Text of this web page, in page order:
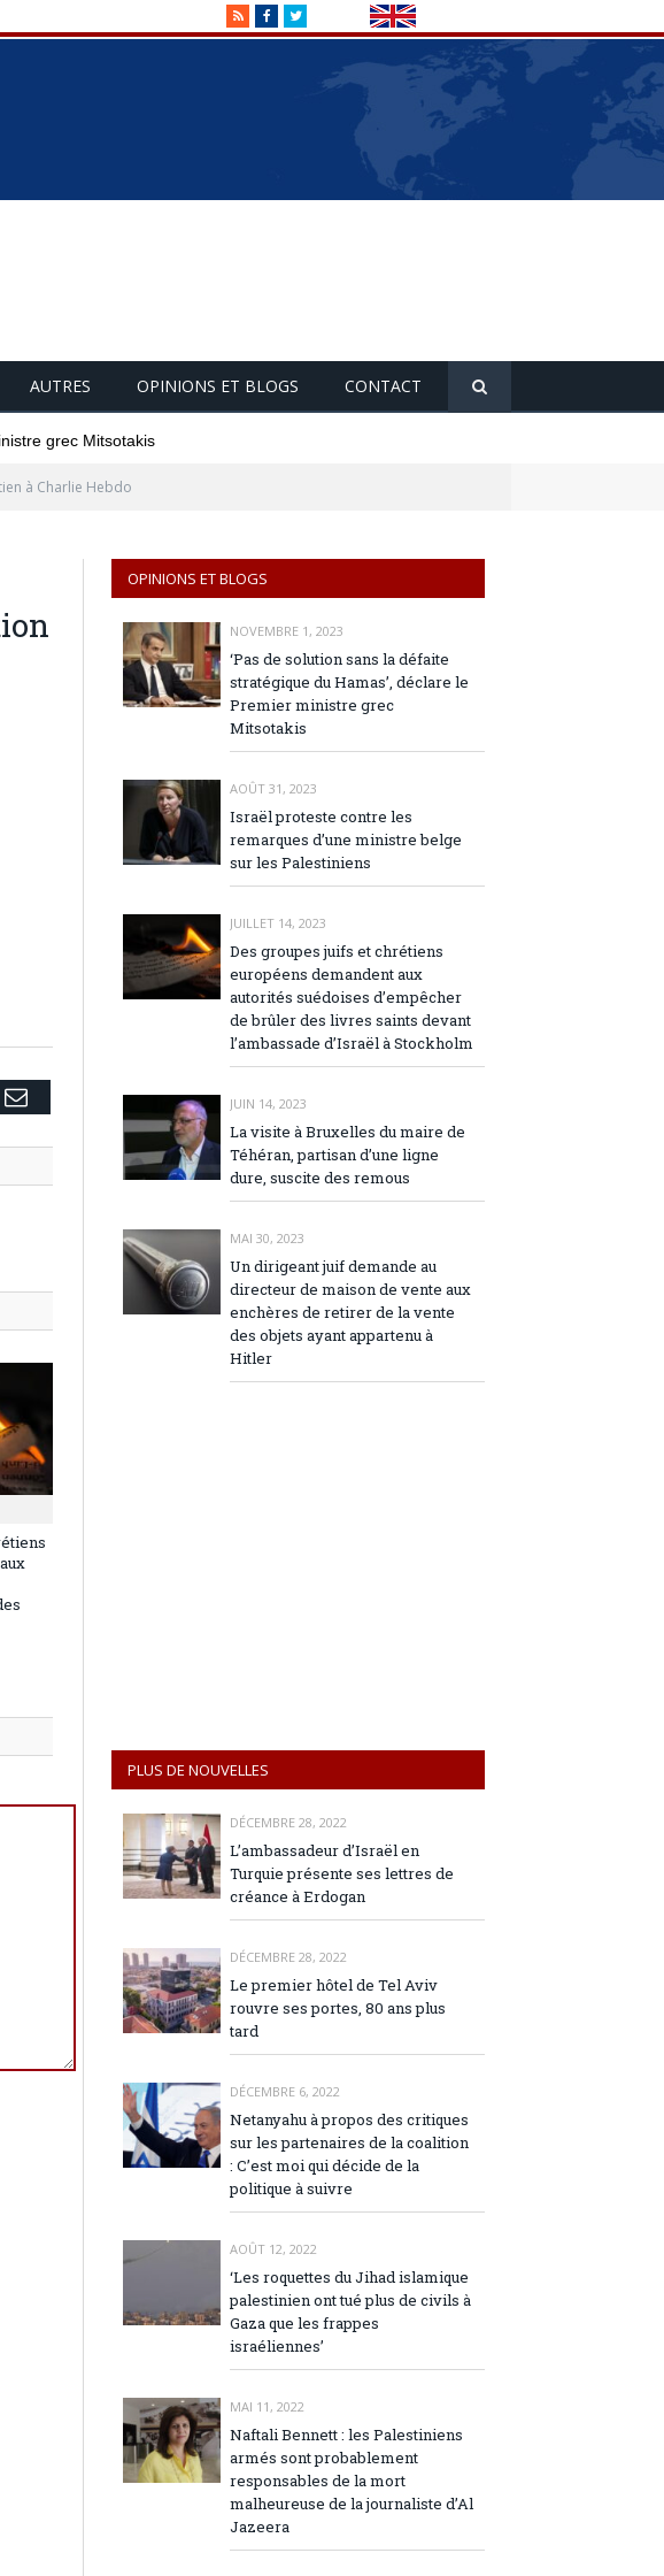
RSSFacebookTwitter
AUTRES OPINIONS ET BLOGS CONTACT
grec Mitsotakis
à Charlie Hebdo
Email
OPINIONS ET BLOGS
NOVEMBRE 1, 2023
‘Pas de solution sans la défaite
stratégique du Hamas’, déclare le
Premier ministre grec
Mitsotakis
AOÛT 31, 2023
Israël proteste contre les
remarques d’une ministre belge
sur les Palestiniens
JUILLET 14, 2023
Des groupes juifs et chrétiens
européens demandent aux
autorités suédoises d’empêcher
de brûler des livres saints devant
l’ambassade d’Israël à Stockholm
JUIN 14, 2023
La visite à Bruxelles du maire de
Téhéran, partisan d’une ligne
dure, suscite des remous
MAI 30, 2023
Un dirigeant juif demande au
directeur de maison de vente aux
enchères de retirer de la vente
des objets ayant appartenu à
Hitler
PLUS DE NOUVELLES
DÉCEMBRE 28, 2022
L’ambassadeur d’Israël en
Turquie présente ses lettres de
créance à Erdogan
DÉCEMBRE 28, 2022
Le premier hôtel de Tel Aviv
rouvre ses portes, 80 ans plus
tard
DÉCEMBRE 6, 2022
Netanyahu à propos des critiques
sur les partenaires de la coalition
: C’est moi qui décide de la
politique à suivre
AOÛT 12, 2022
‘Les roquettes du Jihad islamique
palestinien ont tué plus de civils à
Gaza que les frappes
israéliennes’
MAI 11, 2022
Naftali Bennett : les Palestiniens
armés sont probablement
responsables de la mort
malheureuse de la journaliste d’Al
Jazeera